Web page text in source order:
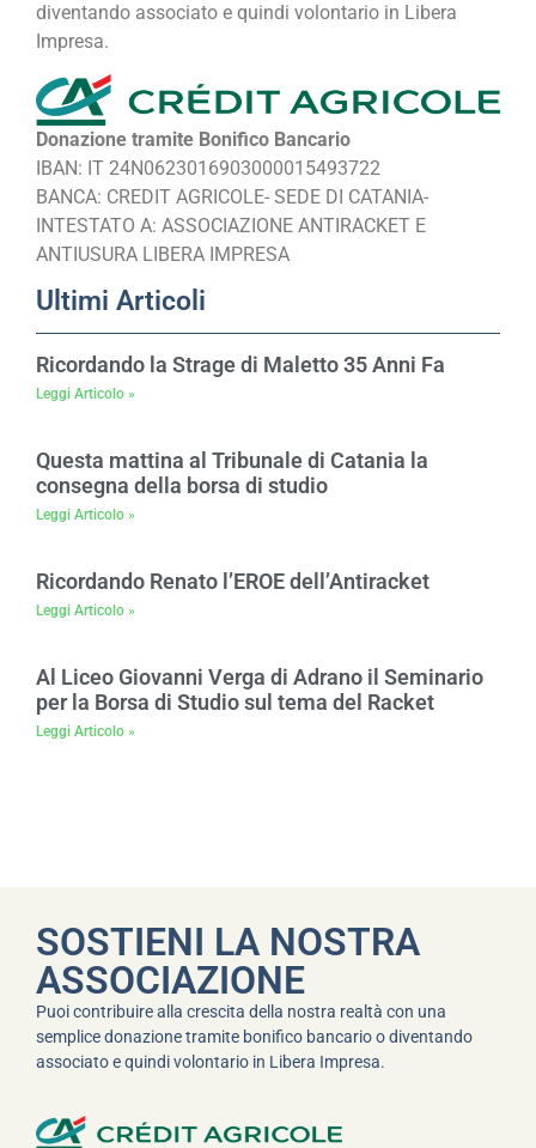
diventando associato e quindi volontario in Libera
Impresa.
Donazione tramite Bonifico Bancario
IBAN: IT 24N0623016903000015493722
BANCA: CREDIT AGRICOLE- SEDE DI CATANIA-
INTESTATO A: ASSOCIAZIONE ANTIRACKET E
ANTIUSURA LIBERA IMPRESA
Ultimi Articoli
Ricordando la Strage di Maletto 35 Anni Fa
Leggi Articolo »
Questa mattina al Tribunale di Catania la
consegna della borsa di studio
Leggi Articolo »
Ricordando Renato l’EROE dell’Antiracket
Leggi Articolo »
Al Liceo Giovanni Verga di Adrano il Seminario
per la Borsa di Studio sul tema del Racket
Leggi Articolo »
SOSTIENI LA NOSTRA
ASSOCIAZIONE
Puoi contribuire alla crescita della nostra realtà con una
semplice donazione tramite bonifico bancario o diventando
associato e quindi volontario in Libera Impresa.